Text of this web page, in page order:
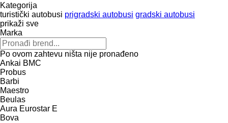
Kategorija
turistički autobusi prigradski autobusi gradski autobusi
prikaži sve
Marka
Po ovom zahtevu ništa nije pronađeno
Ankai BMC
Probus
Barbi
Maestro
Beulas
Aura Eurostar E
Bova